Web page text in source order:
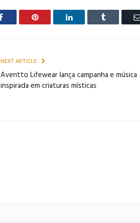
Facebook Pinterest LinkedIn Tumblr
NEXT ARTICLE
Aventto Lifewear lança campanha e música
inspirada em criaturas místicas